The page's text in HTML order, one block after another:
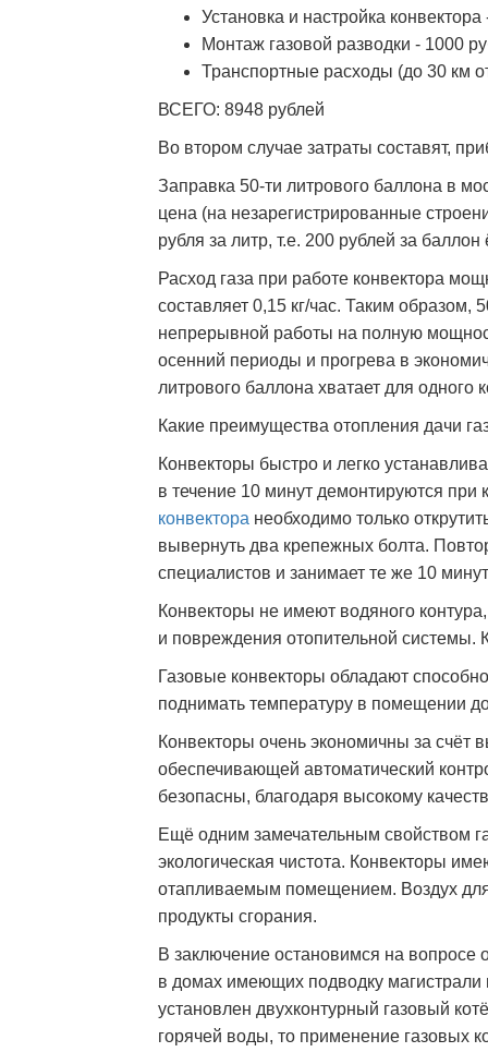
Установка и настройка
Монтаж газовой разводки - 1000
Транспортные расходы (до 30 км
ВСЕГО: 8948 рублей
Во втором случае затраты составят,
Заправка 50-ти литрового баллона в
цена (на незарегистрированные
рубля за литр, т.е. 200 рублей за
Расход газа при работе конвектора
составляет 0,15 кг/час. Таким образом,
непрерывной работы на полную
осенний периоды и прогрева в
литрового баллона хватает для одного
Какие преимущества отопления дачи
Конвекторы быстро и легко
в течение 10 минут демонтируются
конвектора необходимо только
вывернуть два крепежных болта.
специалистов и занимает те же 10
Конвекторы не имеют водяного
и повреждения отопительной системы.
Газовые конвекторы обладают
поднимать температуру в помещении
Конвекторы очень экономичны за счёт
обеспечивающей автоматический
безопасны, благодаря высокому
Ещё одним замечательным свойством
экологическая чистота. Конвекторы
отапливаемым помещением. Воздух
продукты сгорания.
В заключение остановимся на вопросе
в домах имеющих подводку
установлен двухконтурный газовый
горячей воды, то применение газовых